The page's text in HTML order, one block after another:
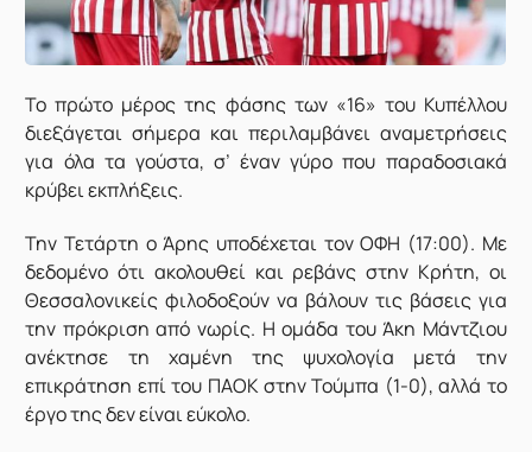
Το πρώτο μέρος της φάσης των «16» του Κυπέλλου
διεξάγεται σήμερα και περιλαμβάνει αναμετρήσεις
για όλα τα γούστα, σ’ έναν γύρο που παραδοσιακά
κρύβει εκπλήξεις.
Την Τετάρτη ο Άρης υποδέχεται τον ΟΦΗ (17:00). Με
δεδομένο ότι ακολουθεί και ρεβάνς στην Κρήτη, οι
Θεσσαλονικείς φιλοδοξούν να βάλουν τις βάσεις για
την πρόκριση από νωρίς. Η ομάδα του Άκη Μάντζιου
ανέκτησε τη χαμένη της ψυχολογία μετά την
επικράτηση επί του ΠΑΟΚ στην Τούμπα (1-0), αλλά το
έργο της δεν είναι εύκολο.